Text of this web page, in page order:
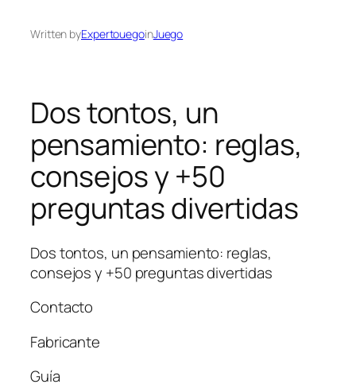
Written byExpertouegoinJuego
Dos tontos, un
pensamiento: reglas,
consejos y +50
preguntas divertidas
Dos tontos, un pensamiento: reglas,
consejos y +50 preguntas divertidas
Contacto
Fabricante
Guía